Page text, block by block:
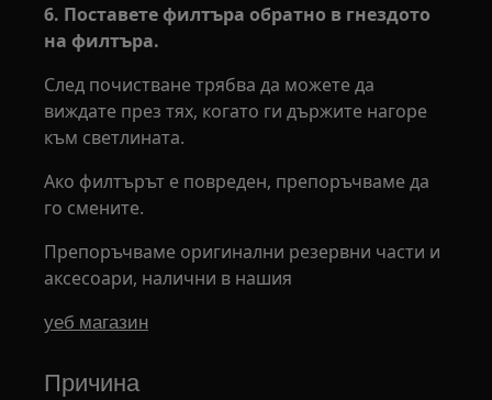
6. Поставете филтъра обратно в гнездото
на филтъра.
След почистване трябва да можете да
виждате през тях, когато ги държите нагоре
към светлината.
Ако филтърът е повреден, препоръчваме да
го смените.
Препоръчваме оригинални резервни части и
аксесоари, налични в нашия
уеб магазин
Причина